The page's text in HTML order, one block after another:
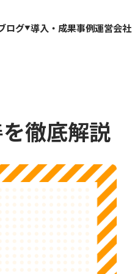
ログ 導入・成果事例運営会社
徹底解説